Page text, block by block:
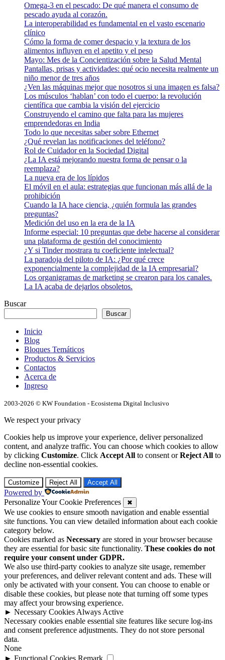
Omega-3 en el pescado: De qué manera el consumo de
pescado ayuda al corazón.
La interoperabilidad es fundamental en el vasto escenario
clínico
Cómo la forma de comer despacio y la textura de los
alimentos influyen en el apetito y el peso
Mayo: Mes de la Concientización sobre la Salud Mental
Pantallas, prisas y actividades: qué ocio necesita realmente un
niño menor de tres años
¿Ven las máquinas mejor que nosotros si una imagen es falsa?
Los músculos ‘hablan’ con todo el cuerpo: la revolución
científica que cambia la visión del ejercicio
Construyendo el camino que falta para las mujeres
emprendedoras en India
Todo lo que necesitas saber sobre Ethernet
¿Qué revelan las notificaciones del teléfono?
Rol de Cuidador en la Sociedad Digital
¿La IA está mejorando nuestra forma de pensar o la
reemplaza?
La nueva era de los lípidos
El móvil en el aula: estrategias que funcionan más allá de la
prohibición
Cuando la IA hace ciencia, ¿quién formula las grandes
preguntas?
Medición del uso en la era de la IA
Informe especial: 10 preguntas que debe hacerse al considerar
una plataforma de gestión del conocimiento
¿Y si Tinder mostrara tu coeficiente intelectual?
La paradoja del piloto de IA: ¿Por qué crece
exponencialmente la complejidad de la IA empresarial?
Los organigramas de marketing se crearon para los canales.
La IA acaba de dejarlos obsoletos.
Buscar
Buscar
Inicio
Blog
Bloques Temáticos
Productos & Servicios
Contactos
Acerca de
Ingreso
2003-2026 © KW Foundation - Ecosistema Digital Inclusivo
We respect your privacy
Cookies help us improve your experience, deliver personalized
content, and analyze traffic. You can choose which cookies to allow
by clicking Customize. Click Accept All to consent orReject All to
decline non-essential cookies.
Customize Reject All Accept All
Powered by
Personalize Your Cookie Preferences
✖
We use cookies to ensure smooth navigation and enable essential
site functions. You can view detailed information about each cookie
category below.
Cookies marked as Necessary are stored in your browser because
they are essential for basic site functionality. These cookies do not
require your consent under GDPR.
We also use third-party cookies to analyze site usage, remember
your preferences, and deliver relevant content and ads. These will
only be activated with your consent. You can choose to enable or
disable these cookies, but please note that turning off some types
may affect your browsing experience.
► Necessary Cookies Always Active
Necessary cookies enable essential site features like secure log-ins
and consent preference adjustments. They do not store personal
data.
None
► Functional Cookies Remark